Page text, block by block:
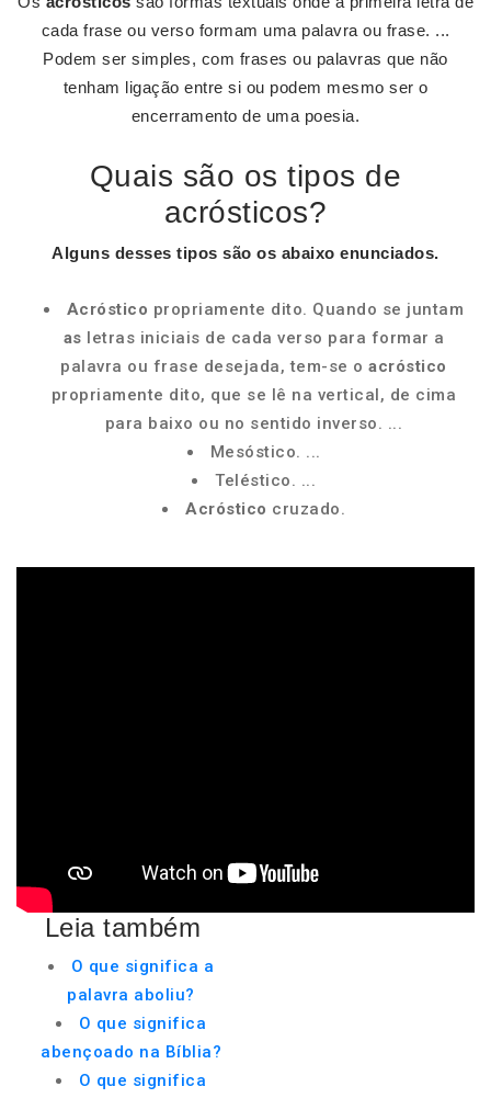
cada frase ou verso formam uma palavra ou frase. ...
Podem ser simples, com frases ou palavras que não
tenham ligação entre si ou podem mesmo ser o
encerramento de uma poesia.
Quais são os tipos de
acrósticos?
Alguns dessestipos são os abaixo enunciados.
Acróstico propriamente dito. Quando se juntam
as letras iniciais de cada verso para formar a
palavra ou frase desejada, tem-se oacróstico
propriamente dito, que se lê na vertical, de cima
para baixo ou no sentido inverso. ...
Mesóstico. ...
Teléstico. ...
Acróstico cruzado.
Leia também
O que significa a
palavra aboliu?
O que significa
abençoado na Bíblia?
O que significa